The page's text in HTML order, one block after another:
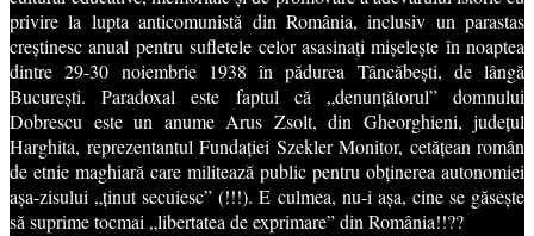
privire la lupta anticomunistă din România, inclusiv un parastas
creștinesc anual pentru sufletele celor asasinați mișelește în noaptea
dintre 29-30 noiembrie 1938 în pădurea Tâncăbești, de lângă
București. Paradoxal este faptul că „denunțătorul” domnului
Dobrescu este un anume Arus Zsolt, din Gheorghieni, județul
Harghita, reprezentantul Fundației Szekler Monitor, cetățean român
de etnie maghiară care militează public pentru obținerea autonomiei
așa-zisului „ținut secuiesc” (!!!). E culmea, nu-i așa, cine se găsește
să suprime tocmai „libertatea de exprimare” din România!!??